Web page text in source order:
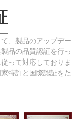
、製品のアップデー
品の品質認証を行っ
って対応しておりま
特許と国際認証をた